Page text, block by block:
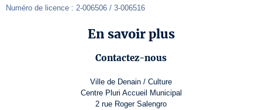
Numéro de licence : 2-006506 / 3-006516
En savoir plus
Contactez-nous
Ville de Denain / Culture
Centre Pluri Accueil Municipal
2 rue Roger Salengro